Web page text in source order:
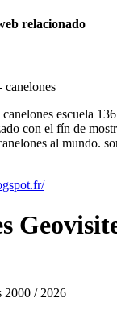
relacionado
canelones
escuela
con el fín de
al mundo.
/ 2026